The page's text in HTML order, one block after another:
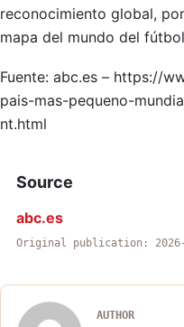
reconocimiento global,
mapa del mundo del
Fuente: abc.es – https://
pais-mas-pequeno-
nt.html
Source
abc.es
Original publication: 2026-
AUTHOR